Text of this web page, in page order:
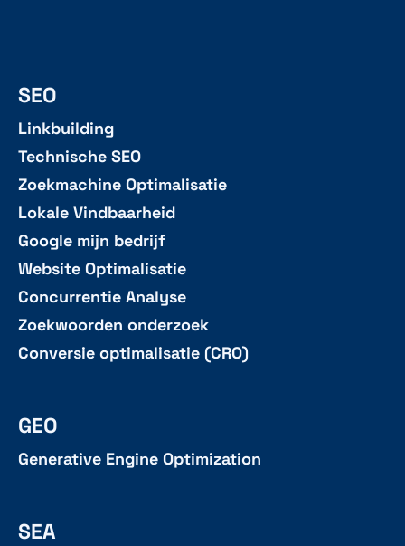
SEO
Linkbuilding
Technische SEO
Zoekmachine Optimalisatie
Lokale Vindbaarheid
Google mijn bedrijf
Website Optimalisatie
Concurrentie Analyse
Zoekwoorden onderzoek
Conversie optimalisatie (CRO)
GEO
Generative Engine Optimization
SEA